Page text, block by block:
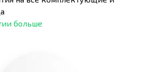
больше